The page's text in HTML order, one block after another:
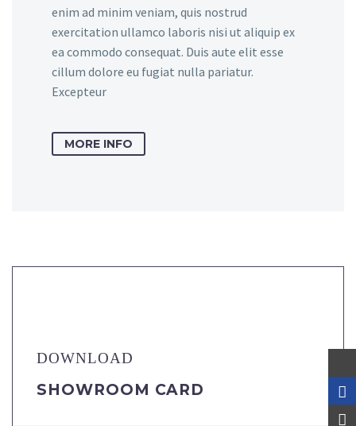
enim ad minim veniam, quis nostrud
exercitation ullamco laboris nisi ut aliquip ex
ea commodo consequat. Duis aute elit esse
cillum dolore eu fugiat nulla pariatur.
Excepteur
MORE INFO
DOWNLOAD
SHOWROOM CARD